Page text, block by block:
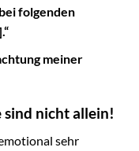
folgenden
meiner
sind nicht allein!
sehr